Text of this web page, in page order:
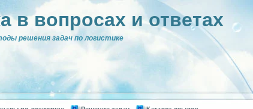
в вопросах и ответах
решения задач по логистике